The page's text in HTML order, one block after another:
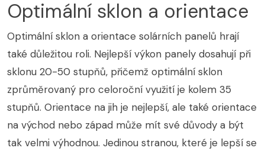
Optimální sklon a orientace
Optimální sklon a orientace solárních panelů hrají
také důležitou roli. Nejlepší výkon panely dosahují při
sklonu 20-50 stupňů, přičemž optimální sklon
zprůměrovaný pro celoroční využití je kolem 35
stupňů. Orientace na jih je nejlepší, ale také orientace
na východ nebo západ může mít své důvody a být
tak velmi výhodnou. Jedinou stranou, které je lepší se